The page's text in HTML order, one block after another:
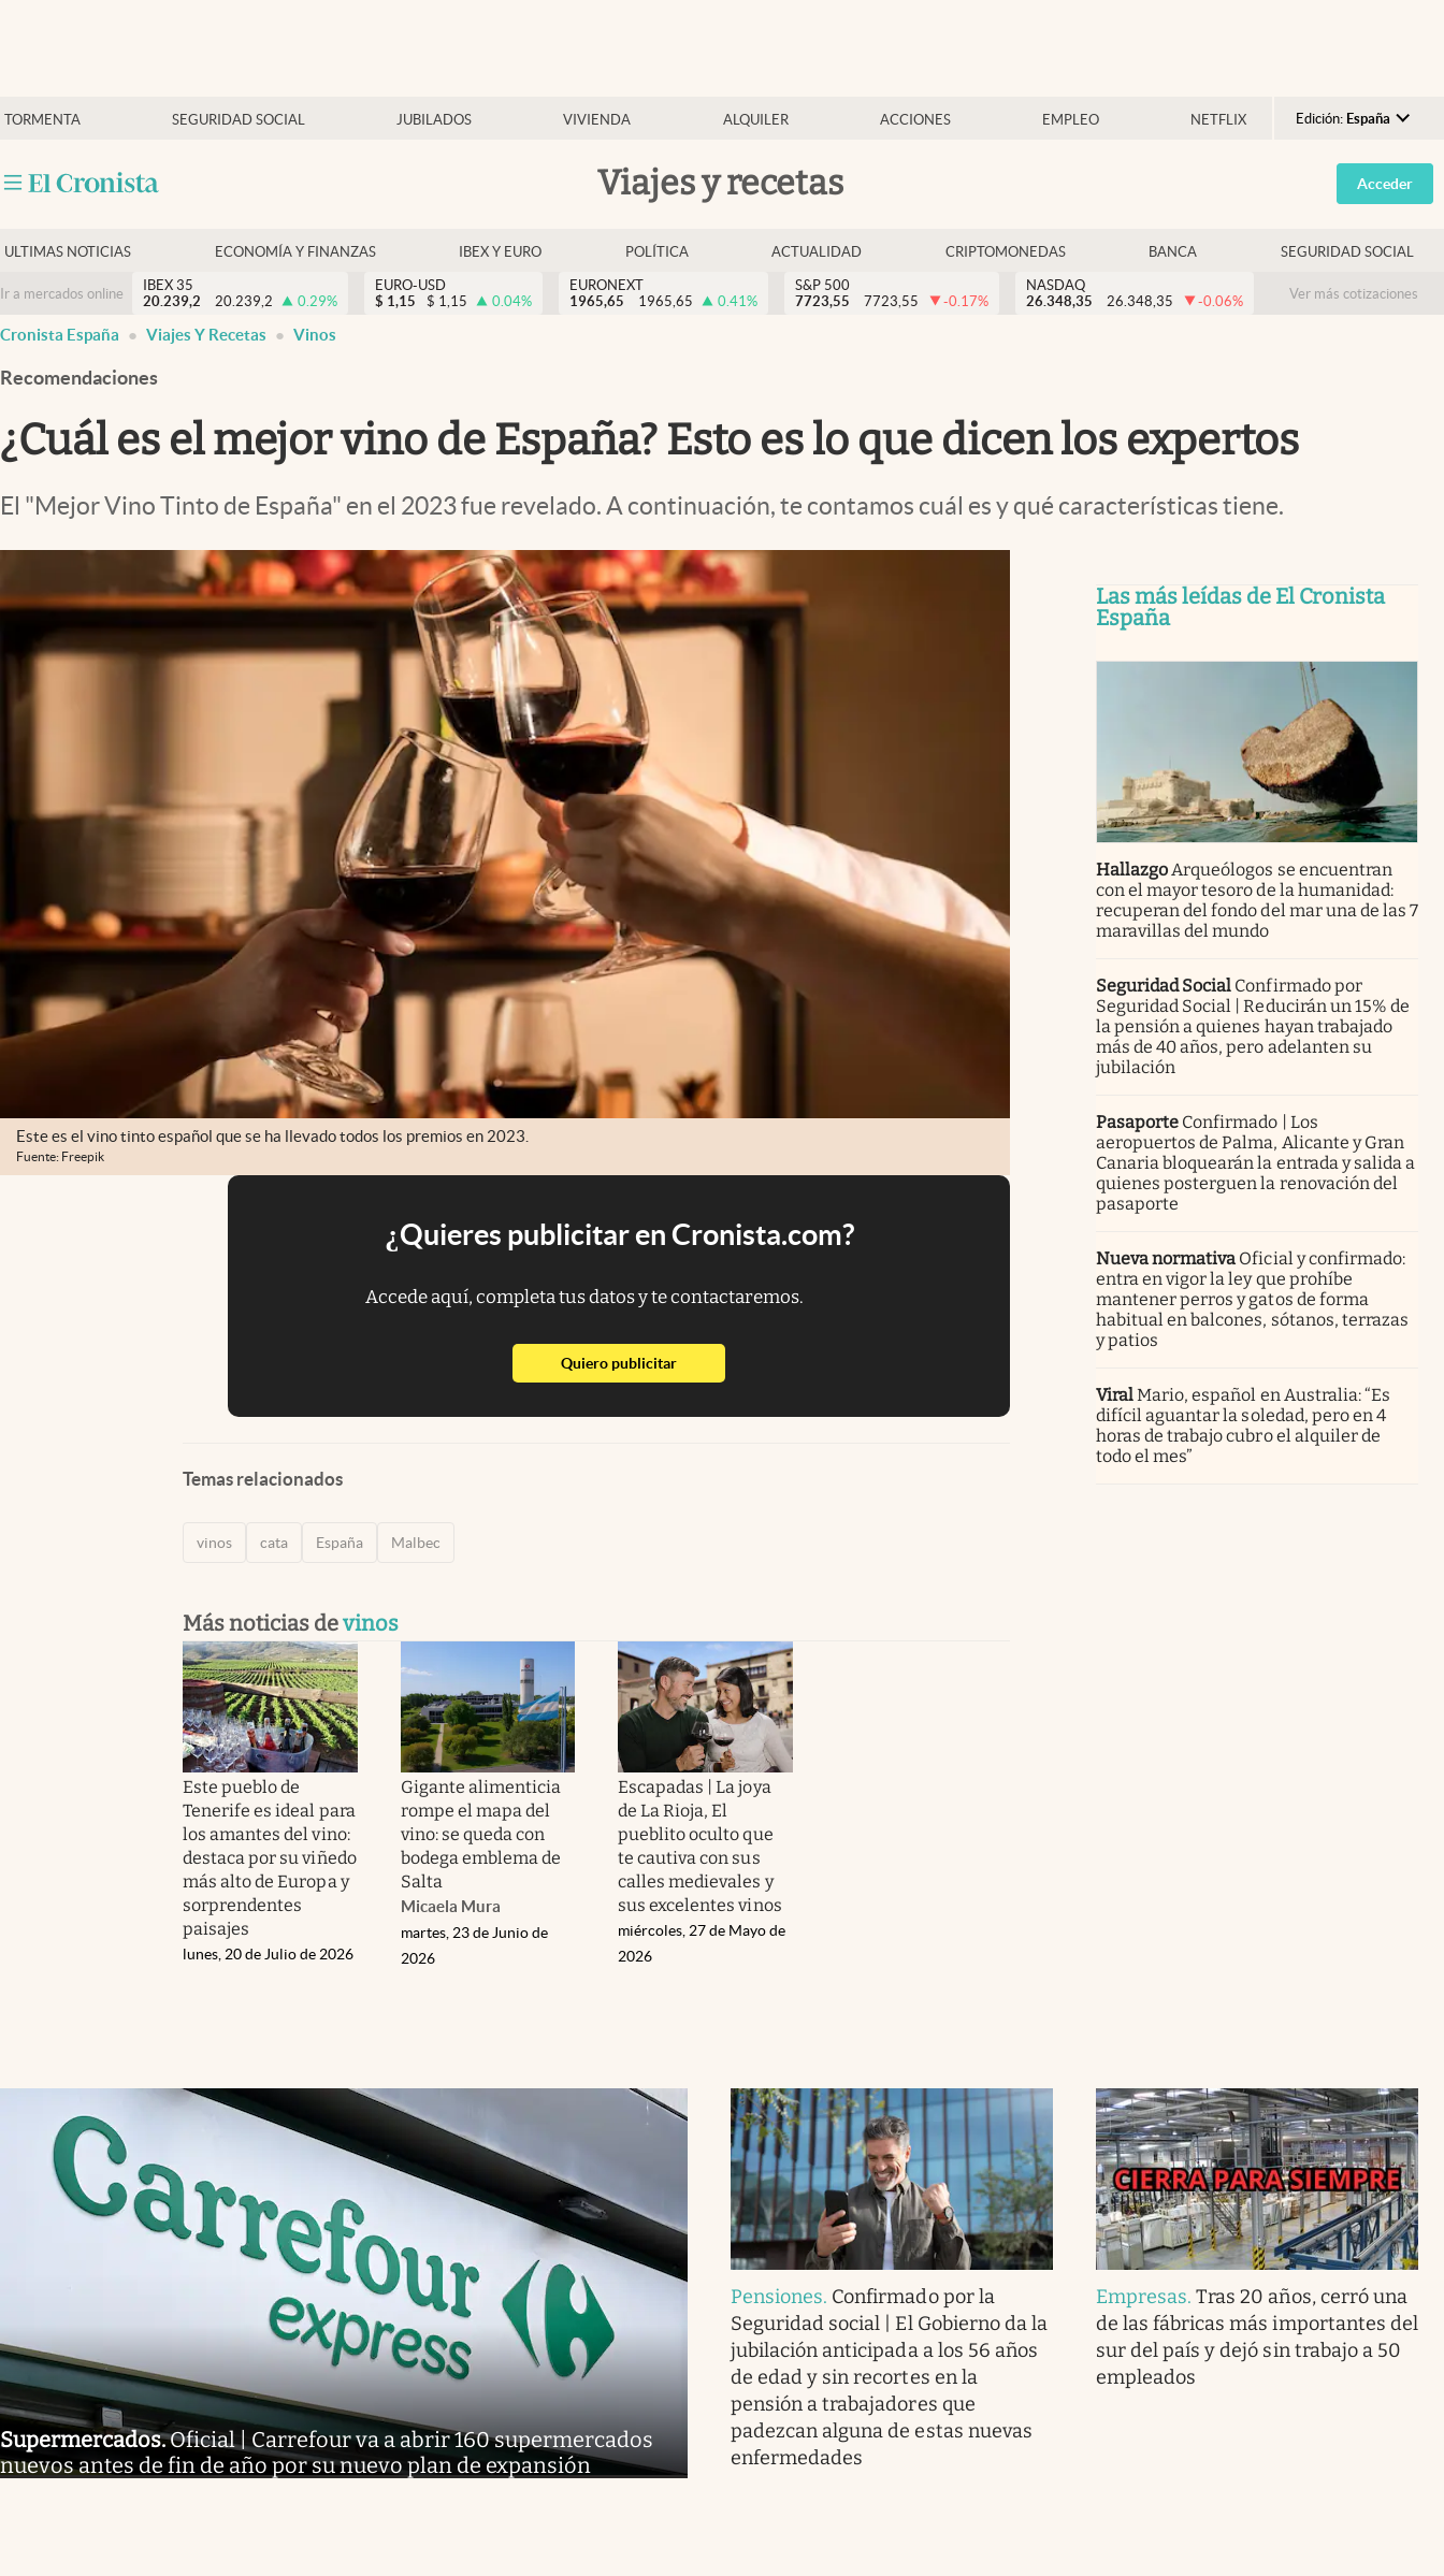
TORMENTA SEGURIDAD SOCIAL JUBILADOS VIVIENDA ALQUILER ACCIONES EMPLEO NETFLIX Edición: España
Argentina
España
USA
Colombia
Viajes y recetas
Economía y finanzas
Criptomonedas
Acceder
ULTIMAS NOTICIAS ECONOMÍA Y FINANZAS IBEX Y EURO POLÍTICA ACTUALIDAD CRIPTOMONEDAS BANCA SEGURIDAD SOCIAL
Ir a mercados online
IBEX 35
20.239,2
20.239,2 0.29%
EURO-USD
$ 1,15 $ 1,15 0.04%
EURONEXT
1965,65
1965,65 0.41%
S&P 500
7723,55
7723,55 -0.17%
NASDAQ
26.348,35
26.348,35 -0.06% Ver más cotizaciones
Cronista España Viajes Y Recetas Vinos
Recomendaciones
¿Cuál es el mejor vino de España? Esto es lo que dicen los expertos
El "Mejor Vino Tinto de España" en el 2023 fue revelado. A continuación, te contamos cuál es y qué características tiene.
Este es el vino tinto español que se ha llevado todos los premios en 2023.
Fuente: Freepik
¿Quieres publicitar en Cronista.com?
Accede aquí, completa tus datos y te contactaremos.
Quiero publicitarabre en nueva pestaña
Temas relacionados
vinos cata España Malbec
Más noticias devinos
Este pueblo de
Tenerife es ideal para
los amantes del vino:
destaca por su viñedo
más alto de Europa y
sorprendentes
paisajes
lunes, 20 de Julio de 2026
Gigante alimenticia
rompe el mapa del
vino: se queda con
bodega emblema de
Salta
Micaela Mura
martes, 23 de Junio de
2026
Escapadas | La joya
de La Rioja, El
pueblito oculto que
te cautiva con sus
calles medievales y
sus excelentes vinos
miércoles, 27 de Mayo de
2026
Las más leídas de El Cronista
España
HallazgoArqueólogos se encuentran
con el mayor tesoro de la humanidad:
recuperan del fondo del mar una de las 7
maravillas del mundo
Seguridad Social Confirmado por
Seguridad Social | Reducirán un 15% de
la pensión a quienes hayan trabajado
más de 40 años, pero adelanten su
jubilación
Pasaporte Confirmado | Los
aeropuertos de Palma, Alicante y Gran
Canaria bloquearán la entrada y salida a
quienes posterguen la renovación del
pasaporte
Nueva normativa Oficial y confirmado:
entra en vigor la ley que prohíbe
mantener perros y gatos de forma
habitual en balcones, sótanos, terrazas
y patios
ViralMario, español en Australia: “Es
difícil aguantar la soledad, pero en 4
horas de trabajo cubro el alquiler de
todo el mes”
Supermercados.Oficial | Carrefour va a abrir 160 supermercados
nuevos antes de fin de año por su nuevo plan de expansión
Pensiones. Confirmado por la
Seguridad social | El Gobierno da la
jubilación anticipada a los 56 años
de edad y sin recortes en la
pensión a trabajadores que
padezcan alguna de estas nuevas
enfermedades
Empresas.Tras 20 años, cerró una
de las fábricas más importantes del
sur del país y dejó sin trabajo a 50
empleados